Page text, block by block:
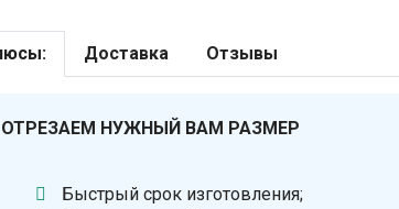
Доставка Отзывы
ОТРЕЗАЕМ НУЖНЫЙ ВАМ РАЗМЕР
Быстрый срок изготовления;